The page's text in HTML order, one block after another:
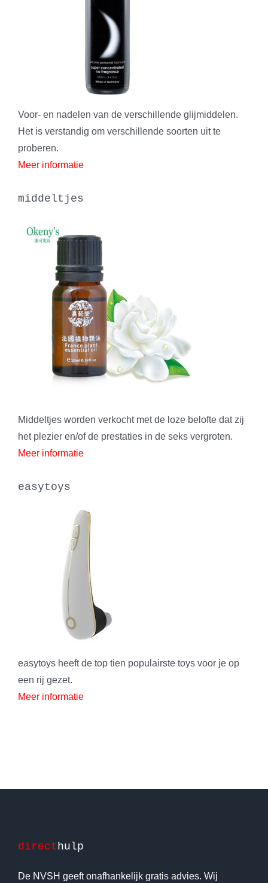
Voor- en nadelen van de verschillende glijmiddelen.
Het is verstandig om verschillende soorten uit te
proberen.
Meer informatie
middeltjes
Middeltjes worden verkocht met de loze belofte dat zij
het plezier en/of de prestaties in de seks vergroten.
Meer informatie
easytoys
easytoys heeft de top tien populairste toys voor je op
een rij gezet.
Meer informatie
direct hulp
De NVSH geeft onafhankelijk gratis advies. Wij